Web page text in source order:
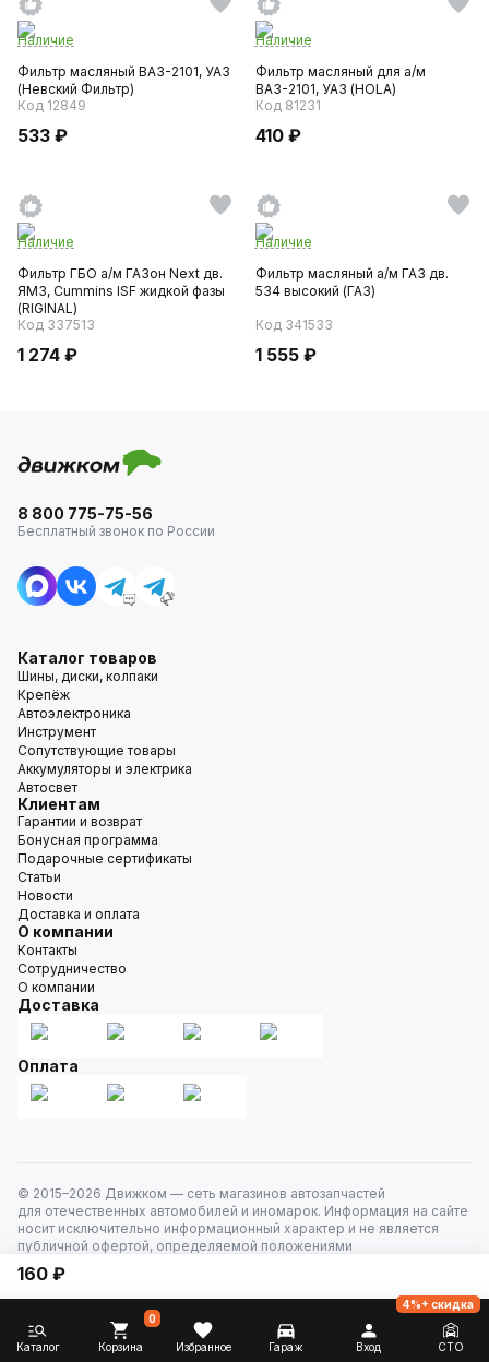
Наличие
Фильтр масляный ВАЗ-2101, УАЗ
(Невский Фильтр)
Код 12849
533 ₽
Наличие
Фильтр масляный для а/м
ВАЗ-2101, УАЗ (HOLA)
Код 81231
410 ₽
Наличие
Фильтр ГБО а/м ГАЗон Next дв.
ЯМЗ, Cummins ISF жидкой фазы
(RIGINAL)
Код 337513
1 274 ₽
Наличие
Фильтр масляный а/м ГАЗ дв.
534 высокий (ГАЗ)
Код 341533
1 555 ₽
160 ₽
8 800 775-75-56
Бесплатный звонок по России
Каталог товаров
Шины, диски, колпаки
Крепёж
Автоэлектроника
Инструмент
Сопутствующие товары
Аккумуляторы и электрика
Автосвет
Клиентам
Гарантии и возврат
Бонусная программа
Подарочные сертификаты
Статьи
Новости
Доставка и оплата
О компании
Контакты
Сотрудничество
О компании
Доставка
Оплата
© 2015–2026 Движком — сеть магазинов автозапчастей
для отечественных автомобилей и иномарок. Информация на сайте
носит исключительно информационный характер и не является
публичной офертой, определяемой положениями
Каталог Корзина
0
Избранное Гараж Вход СТО
4%+ скидка